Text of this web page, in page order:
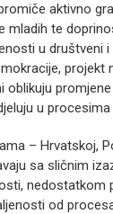
aktivno
mladih te
u društveni
projekt
oblikuju
u procesima
– Hrvatskoj,
sa sličnim
nedostatkom
od